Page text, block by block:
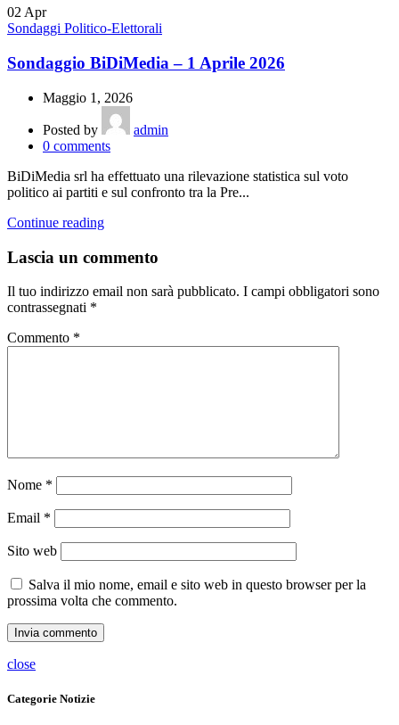
02Apr
Sondaggi Politico-Elettorali
Sondaggio BiDiMedia – 1 Aprile 2026
Maggio 1, 2026
Posted by
admin
0 comments
BiDiMedia srl ha effettuato una rilevazione statistica sul voto
politico ai partiti e sul confronto tra la Pre...
Continue reading
Lascia un commento
Il tuo indirizzo email non sarà pubblicato. I campi obbligatori sono
contrassegnati *
Commento *
Nome *
Email *
Sito web
Salva il mio nome, email e sito web in questo browser per la
prossima volta che commento.
close
Categorie Notizie